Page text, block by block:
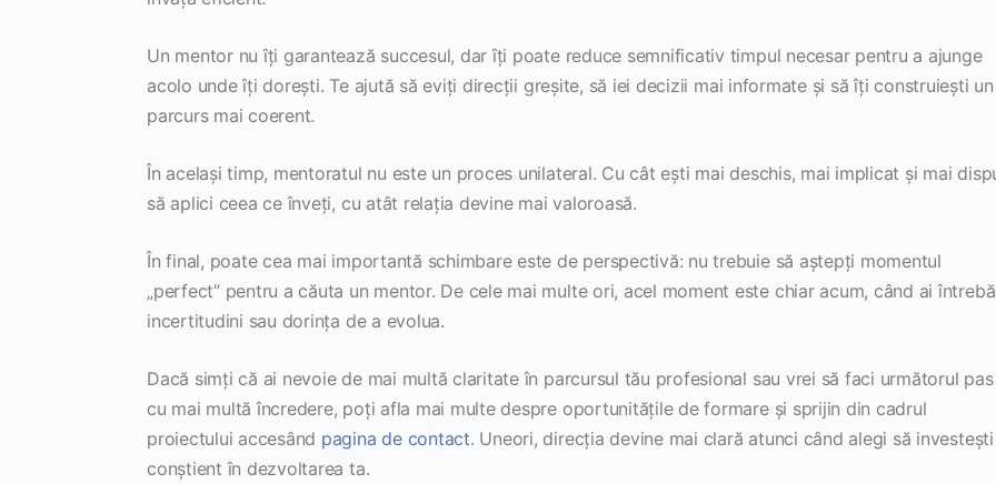
Un mentor nu îți garantează succesul, dar îți poate reduce semnificativ timpul necesar pentru a ajunge
acolo unde îți dorești. Te ajută să eviți direcții greșite, să iei decizii mai informate și să îți construiești un
parcurs mai coerent.
În același timp, mentoratul nu este un proces unilateral. Cu cât ești mai deschis, mai implicat și mai
să aplici ceea ce înveți, cu atât relația devine mai valoroasă.
În final, poate cea mai importantă schimbare este de perspectivă: nu trebuie să aștepți momentul
„perfect” pentru a căuta un mentor. De cele mai multe ori, acel moment este chiar acum, când ai
incertitudini sau dorința de a evolua.
Dacă simți că ai nevoie de mai multă claritate în parcursul tău profesional sau vrei să faci următorul pas
cu mai multă încredere, poți afla mai multe despre oportunitățile de formare și sprijin din cadrul
proiectului accesând pagina de contact. Uneori, direcția devine mai clară atunci când alegi să investești
conștient în dezvoltarea ta.